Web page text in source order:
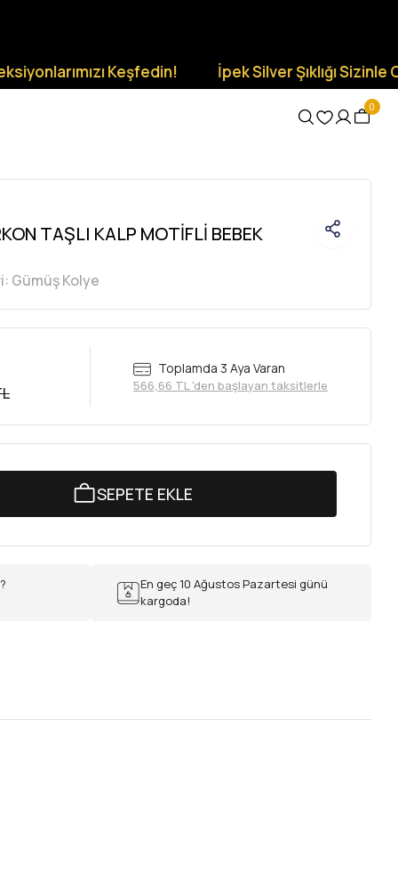
Keşfedin! İpek Silver Şıklığı Sizinle Olsun.
0
TAŞLI KALP MOTİFLİ BEBEK
Gümüş Kolye
Toplamda 3 Aya Varan
566,66 TL 'den başlayan taksitlerle
SEPETE EKLE
En geç 10 Ağustos Pazartesi günü
kargoda!